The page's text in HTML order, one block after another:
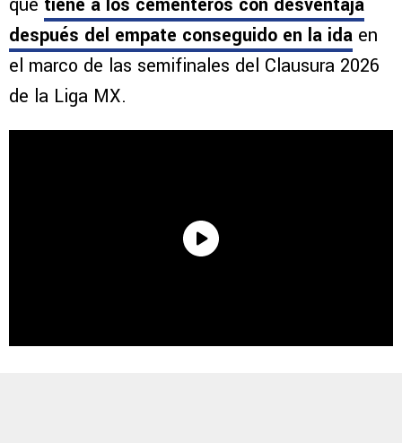
que tiene a los cementeros con desventaja
después del empate conseguido en la ida en
el marco de las semifinales del Clausura 2026
de la Liga MX.